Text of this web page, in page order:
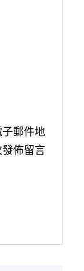
郵件地
佈留言